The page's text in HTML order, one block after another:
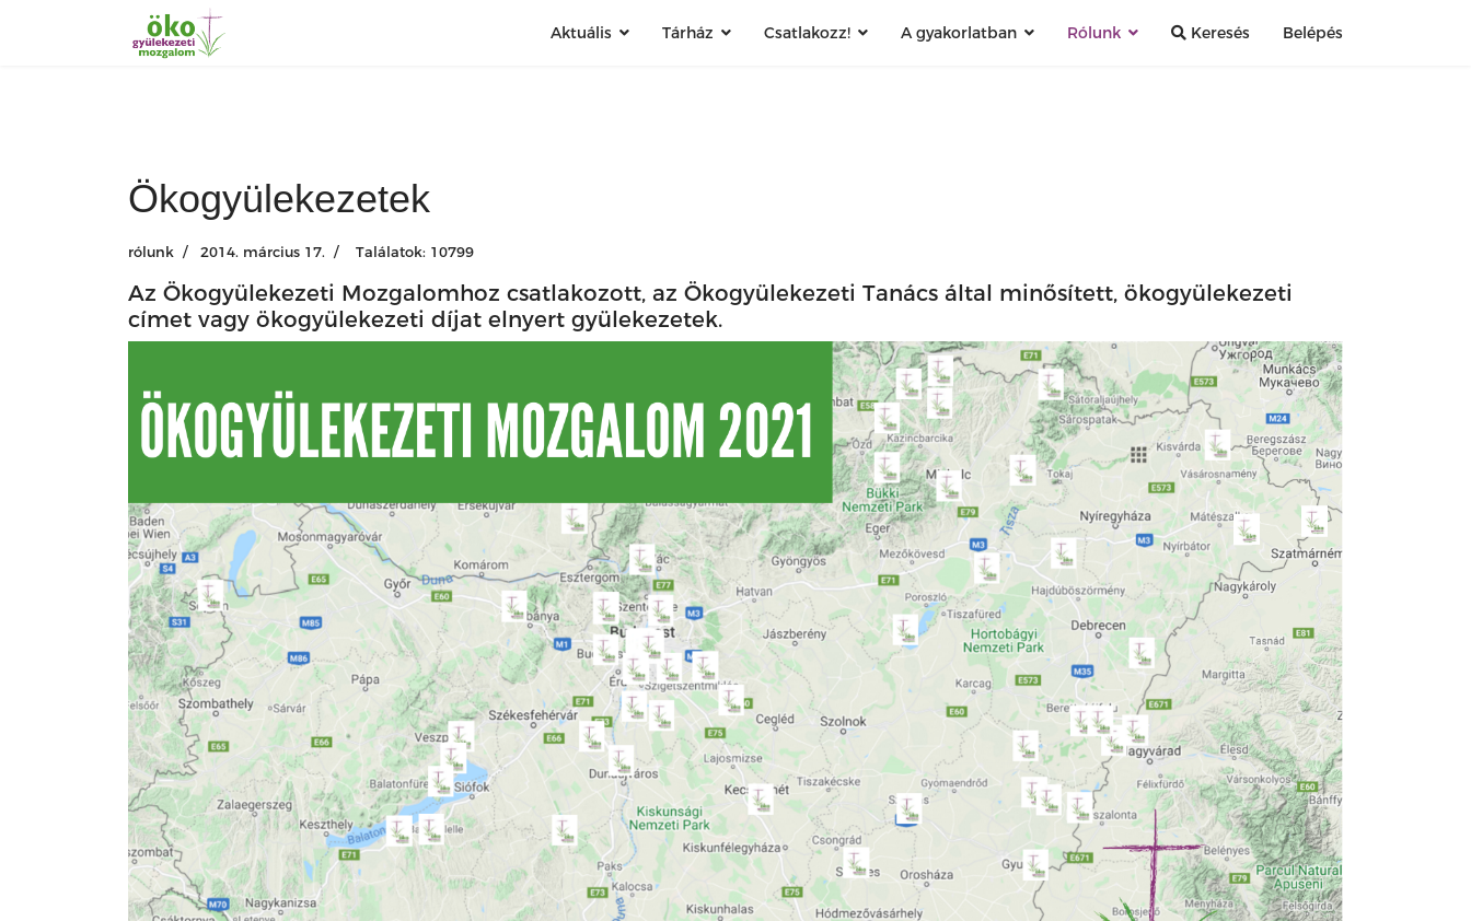
Aktuális Tárház Csatlakozz! A gyakorlatban Rólunk Keresés Belépés
Ökogyülekezetek
rólunk 2014. március 17. Találatok: 10799
Az Ökogyülekezeti Mozgalomhoz csatlakozott, az Ökogyülekezeti Tanács által minősített, ökogyülekezeti
címet vagy ökogyülekezeti díjat elnyert gyülekezetek.